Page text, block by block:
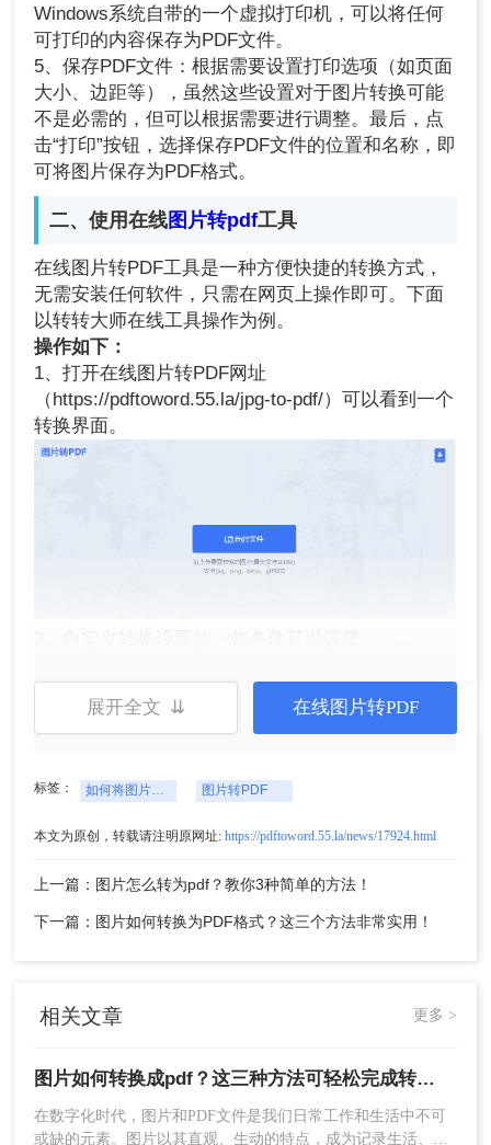
Windows系统自带的一个虚拟打印机，可以将任何
可打印的内容保存为PDF文件。
5、保存PDF文件：根据需要设置打印选项（如页面
大小、边距等），虽然这些设置对于图片转换可能
不是必需的，但可以根据需要进行调整。最后，点
击“打印”按钮，选择保存PDF文件的位置和名称，即
可将图片保存为PDF格式。
二、使用在线图片转pdf工具
在线图片转PDF工具是一种方便快捷的转换方式，
无需安装任何软件，只需在网页上操作即可。下面
以转转大师在线工具操作为例。
操作如下：
1、打开在线图片转PDF网址
（https://pdftoword.55.la/jpg-to-pdf/）可以看到一个
转换界面。
3、点击中间的“选择文件”上传要转换的图片。
4、上传要转换的图片，需要设置自定义选项的可以
展开全文 ⇊ 在线图片转PDF
标签： 如何将图片转换成pdf 图片转PDF
本文为原创，转载请注明原网址: https://pdftoword.55.la/news/17924.html
上一篇：图片怎么转为pdf？教你3种简单的方法！
下一篇：图片如何转换为PDF格式？这三个方法非常实用！
相关文章 更多 >
图片如何转换成pdf？这三种方法可轻松完成转换！
在数字化时代，图片和PDF文件是我们日常工作和生活中不可
或缺的元素。图片以其直观、生动的特点，成为记录生活、展